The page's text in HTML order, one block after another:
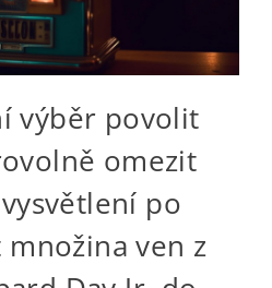
výběr povolit
omezit
po
ven z